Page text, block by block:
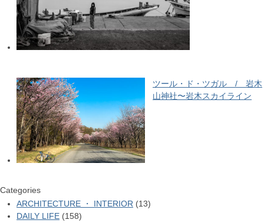
ツール・ド・ツガル / 岩木
山神社〜岩木スカイライン
Categories
ARCHITECTURE ・ INTERIOR (13)
DAILY LIFE (158)